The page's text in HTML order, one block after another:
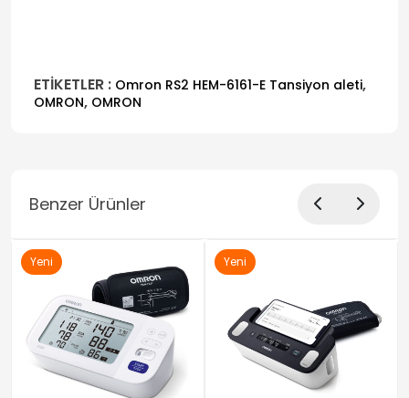
ETİKETLER : Omron RS2 HEM-6161-E Tansiyon aleti,
OMRON, OMRON
Benzer Ürünler
Yeni Yeni